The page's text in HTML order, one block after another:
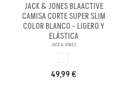
JACK & JONES BLAACTIVE
CAMISA CORTE SUPER SLIM
COLOR BLANCO - LIGERO Y
ELÁSTICA
JACK & JONES
49,99 €